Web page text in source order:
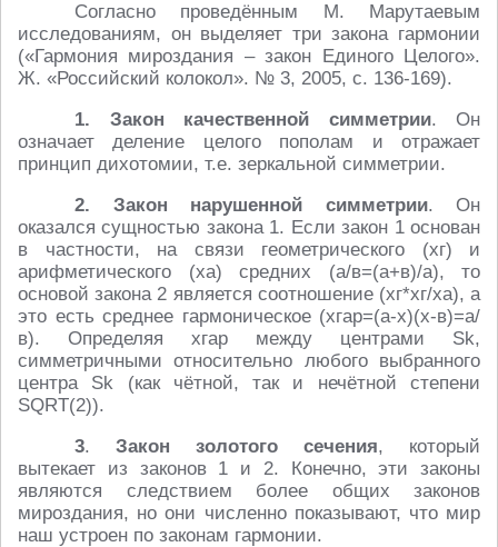
Согласно проведённым М. Марутаевым
исследованиям, он выделяет три закона гармонии
(«Гармония мироздания – закон Единого Целого».
Ж. «Российский колокол». № 3, 2005, с. 136-169).
1. Закон
качественной симметрии. Он
означает деление целого пополам и отражает
принцип дихотомии, т.е. зеркальной симметрии.
2. Закон
нарушенной симметрии. Он
оказался сущностью закона 1. Если закон 1 основан
в частности, на связи геометрического (хг) и
арифметического (ха) средних (а/в=(а+в)/а), то
основой закона 2 является соотношение (хг*хг/ха), а
это есть среднее гармоническое (хгар=(а-х)(х-в)=а/
в). Определяя хгар между центрами Sk,
симметричными относительно любого выбранного
центра Sk (как чётной, так и нечётной степени
SQRT(2)).
3. Закон золотого сечения, который
вытекает из законов 1 и 2. Конечно, эти законы
являются следствием более общих законов
мироздания, но они численно показывают, что мир
наш устроен по законам гармонии.